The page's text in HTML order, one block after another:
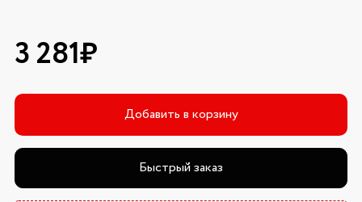
3 281₽
Добавить в корзину
Быстрый заказ